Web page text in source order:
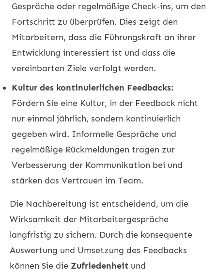
Gespräche oder regelmäßige Check-ins, um den
Fortschritt zu überprüfen. Dies zeigt den
Mitarbeitern, dass die Führungskraft an ihrer
Entwicklung interessiert ist und dass die
vereinbarten Ziele verfolgt werden.
Kultur des kontinuierlichen Feedbacks:
Fördern Sie eine Kultur, in der Feedback nicht
nur einmal jährlich, sondern kontinuierlich
gegeben wird. Informelle Gespräche und
regelmäßige Rückmeldungen tragen zur
Verbesserung der Kommunikation bei und
stärken das Vertrauen im Team.
Die Nachbereitung ist entscheidend, um die
Wirksamkeit der Mitarbeitergespräche
langfristig zu sichern. Durch die konsequente
Auswertung und Umsetzung des Feedbacks
können Sie die Zufriedenheit und